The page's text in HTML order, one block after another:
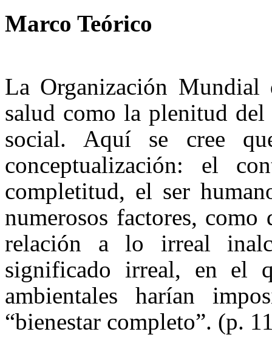
Marco Teórico
La Organización
salud como la plenitud
social. Aquí se cree
conceptualización: el
completitud, el ser
numerosos factores,
relación a lo irreal
significado irreal, en el
ambientales harían
“bienestar completo”. (p.